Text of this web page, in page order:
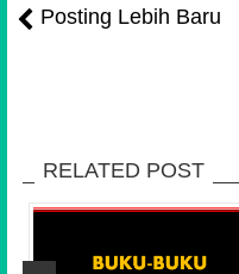
Posting Lebih Baru
RELATED POST